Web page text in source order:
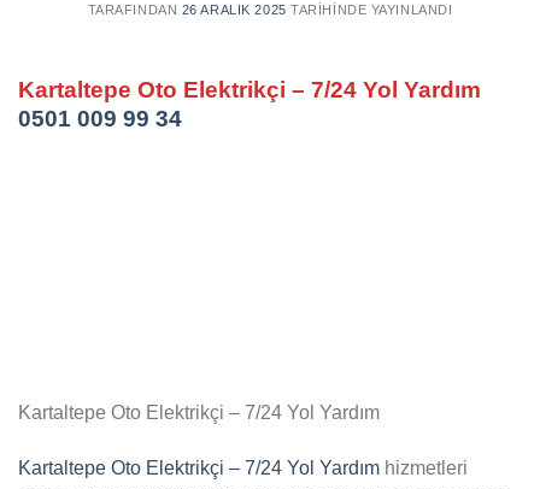
TARAFINDAN 26 ARALIK 2025 TARIHINDE YAYINLANDI
Kartaltepe Oto Elektrikçi – 7/24 Yol Yardım
0501 009 99 34
Kartaltepe Oto Elektrikçi – 7/24 Yol Yardım
Kartaltepe Oto Elektrikçi – 7/24 Yol Yardım hizmetleri